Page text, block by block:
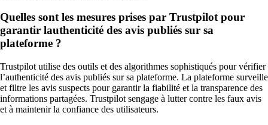
Quelles sont les mesures prises par Trustpilot pour
garantir lauthenticité des avis publiés sur sa
plateforme ?
Trustpilot utilise des outils et des algorithmes sophistiqués pour vérifier
l’authenticité des avis publiés sur sa plateforme. La plateforme surveille
et filtre les avis suspects pour garantir la fiabilité et la transparence des
informations partagées. Trustpilot sengage à lutter contre les faux avis
et à maintenir la confiance des utilisateurs.